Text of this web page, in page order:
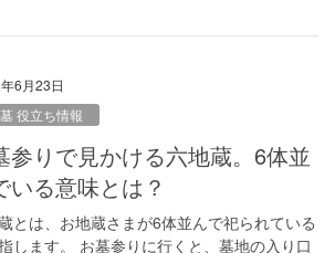
6月23日
役立ち情報
いる意味とは？
とは、お地蔵さまが6体並んで祀られている
します。 お墓参りに行くと、墓地の入り口